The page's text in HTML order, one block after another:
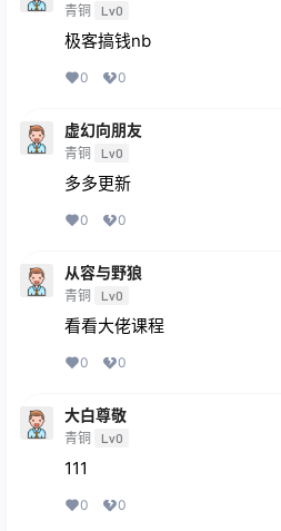
青铜 Lv0
极客搞钱nb
0 0
虚幻向朋友
青铜 Lv0
多多更新
0 0
从容与野狼
青铜 Lv0
看看大佬课程
0 0
大白尊敬
青铜 Lv0
111
0 0